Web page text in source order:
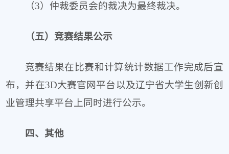
（3）仲裁委员会的裁决为最终裁决。
（五）竞赛结果公示
竞赛结果在比赛和计算统计数据工作完成后宣
布，并在3D大赛官网平台以及辽宁省大学生创新创
业管理共享平台上同时进行公示。
四、其他